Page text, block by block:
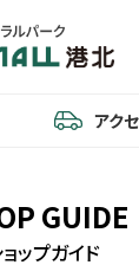
アク
GUIDE
ップガイド